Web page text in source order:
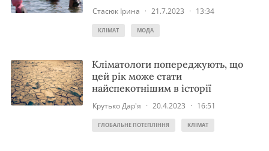
Стасюк Ірина · 21.7.2023 · 13:34
КЛІМАТ МОДА
Кліматологи попереджують, що
цей рік може стати
найспекотнішим в історії
Крутько Дар'я · 20.4.2023 · 16:51
ГЛОБАЛЬНЕ ПОТЕПЛІННЯ КЛІМАТ